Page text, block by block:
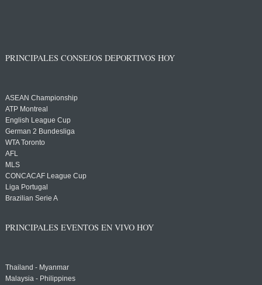
PRINCIPALES CONSEJOS DEPORTIVOS HOY
ASEAN Championship
ATP Montreal
English League Cup
German 2 Bundesliga
WTA Toronto
AFL
MLS
CONCACAF League Cup
Liga Portugal
Brazilian Serie A
PRINCIPALES EVENTOS EN VIVO HOY
Thailand - Myanmar
Malaysia - Philippines